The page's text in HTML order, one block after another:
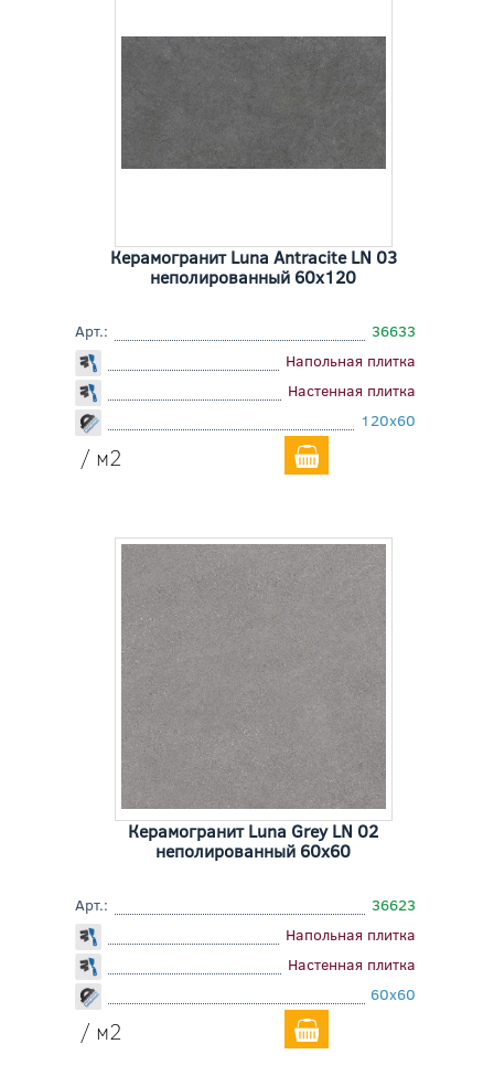
Керамогранит Luna Antracite LN 03
неполированный 60x120
Арт.:
36633
Напольная плитка
Настенная плитка
120x60
/ м2
Керамогранит Luna Grey LN 02
неполированный 60x60
Арт.:
36623
Напольная плитка
Настенная плитка
60x60
/ м2